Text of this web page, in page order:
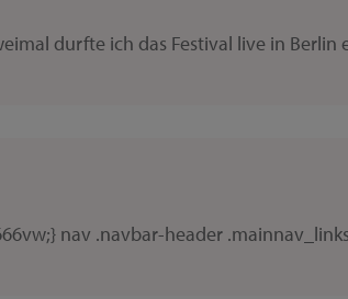
durfte ich das Festival live in Berlin
nav .navbar-header